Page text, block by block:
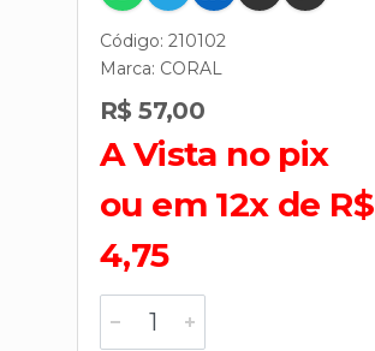
Código: 210102
Marca: CORAL
R$ 57,00
A Vista no pix
ou em 12x de R$
4,75